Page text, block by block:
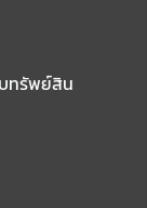
ทรัพย์สิน